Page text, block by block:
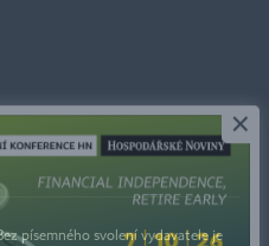
písemného svolení vydavatele je